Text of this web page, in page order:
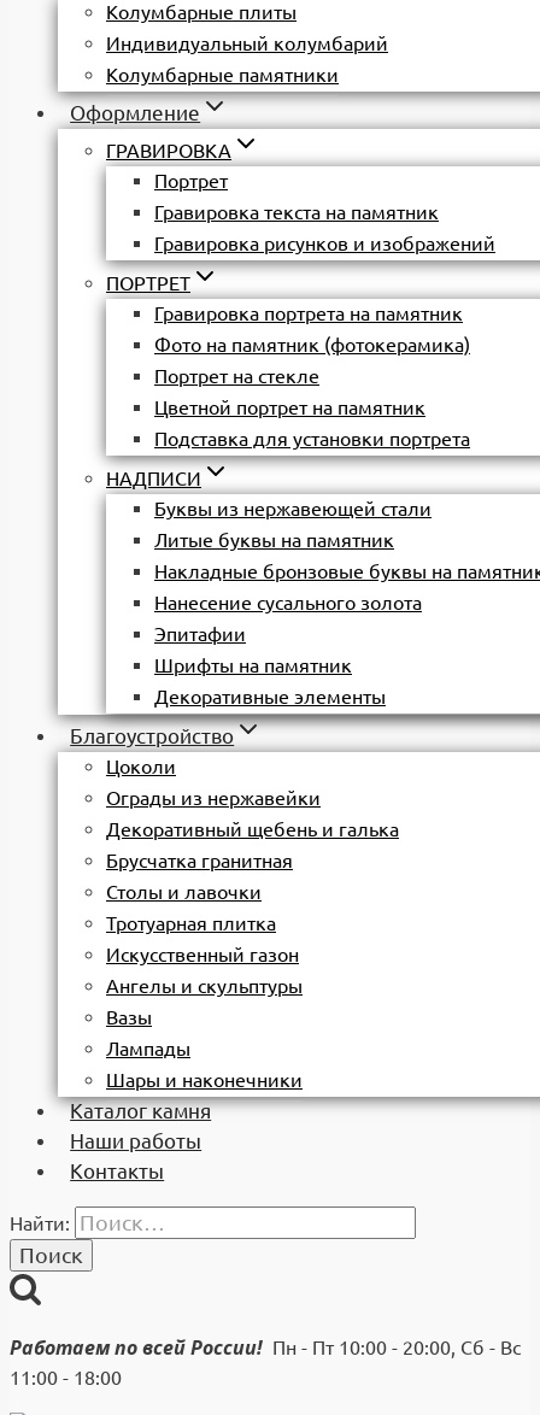
Колумбарные плиты
Индивидуальный колумбарий
Колумбарные памятники
Оформление
ГРАВИРОВКА
Портрет
Гравировка текста на памятник
Гравировка рисунков и изображений
ПОРТРЕТ
Гравировка портрета на памятник
Фото на памятник (фотокерамика)
Портрет на стекле
Цветной портрет на памятник
Подставка для установки портрета
НАДПИСИ
Буквы из нержавеющей стали
Литые буквы на памятник
Накладные бронзовые буквы на
Нанесение сусального золота
Эпитафии
Шрифты на памятник
Декоративные элементы
Благоустройство
Цоколи
Ограды из нержавейки
Декоративный щебень и галька
Брусчатка гранитная
Столы и лавочки
Тротуарная плитка
Искусственный газон
Ангелы и скульптуры
Вазы
Лампады
Шары и наконечники
Каталог камня
Наши работы
Контакты
Найти:
Работаем по всей России! Пн - Пт 10:00 - 20:00, Сб - Вс
11:00 - 18:00